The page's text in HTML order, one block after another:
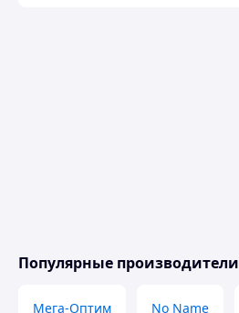
Популярные производители
Мега-Оптим No Name